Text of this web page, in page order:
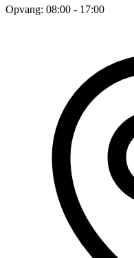
Opvang: 08:00 - 17:00